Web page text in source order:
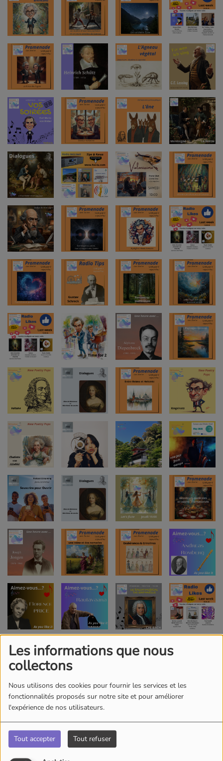
Les informations que nous
collectons
Nous utilisons des cookies pour fournir les services et les
fonctionnalités proposés sur notre site et pour améliorer
l'expérience de nos utilisateurs.
Tout accepter Tout refuser